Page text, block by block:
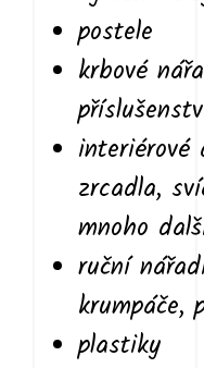
postele
krbové
zrcadla,
mnoho
ruční
krumpáče,
plastiky